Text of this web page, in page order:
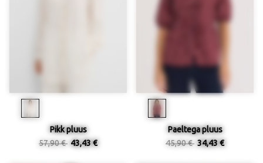
Pikk pluus
57,90 € 43,43 €
Paeltega pluus
45,90 € 34,43 €